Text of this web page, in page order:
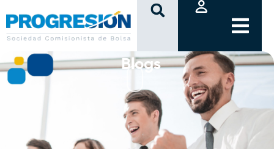
clic
Blogs